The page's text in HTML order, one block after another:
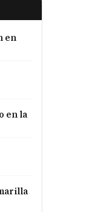
en
en la